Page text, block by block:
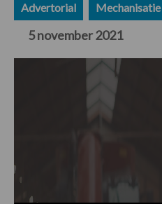
Advertorial Mechanisatie
5 november 2021